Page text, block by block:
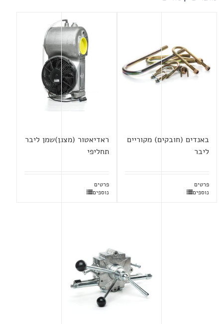
באנדים (חובקים) מקוריים
ליבר
פרטים
נוספים
ראדיאטור (מצנן)שמן ליבר
תחליפי
פרטים
נוספים